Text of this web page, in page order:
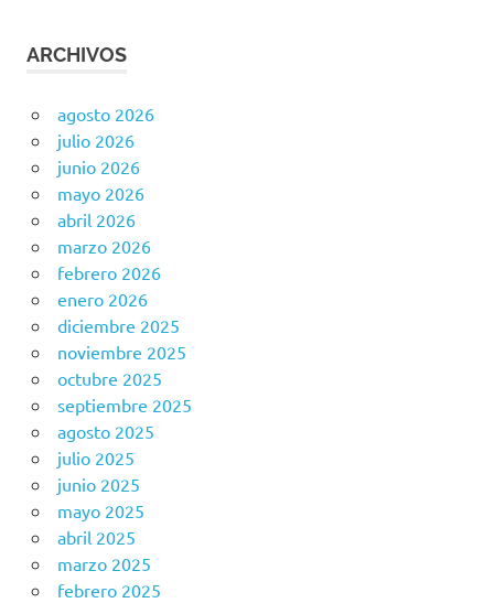
ARCHIVOS
agosto 2026
julio 2026
junio 2026
mayo 2026
abril 2026
marzo 2026
febrero 2026
enero 2026
diciembre 2025
noviembre 2025
octubre 2025
septiembre 2025
agosto 2025
julio 2025
junio 2025
mayo 2025
abril 2025
marzo 2025
febrero 2025